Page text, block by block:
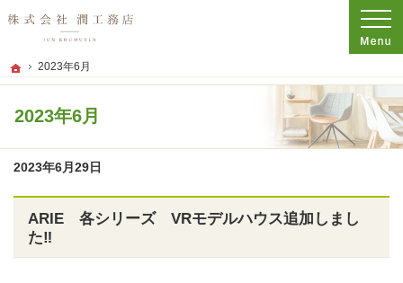
ホーム
2023年6月
2023年6月
プロの目線からご提案。神奈川県平塚市の注文住宅・新築戸建てを手がける工務
株式会社 潤工務店
2023年6月29日
ARIE 各シリーズ VRモデルハウス追加しまし
た‼